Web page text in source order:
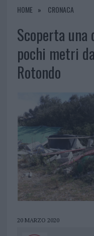
HOME CRONACA
Scoperta una
pochi metri
Rotondo
20 MARZO 2020